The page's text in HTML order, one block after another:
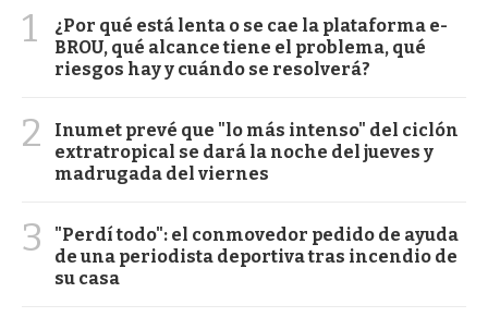
1
¿Por qué está lenta o se cae la plataforma e-
BROU, qué alcance tiene el problema, qué
riesgos hay y cuándo se resolverá?
2
Inumet prevé que "lo más intenso" del ciclón
extratropical se dará la noche del jueves y
madrugada del viernes
3
"Perdí todo": el conmovedor pedido de ayuda
de una periodista deportiva tras incendio de
su casa